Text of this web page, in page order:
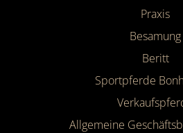
Praxis
Besamung
Beritt
Sportpferde
Allgemeine